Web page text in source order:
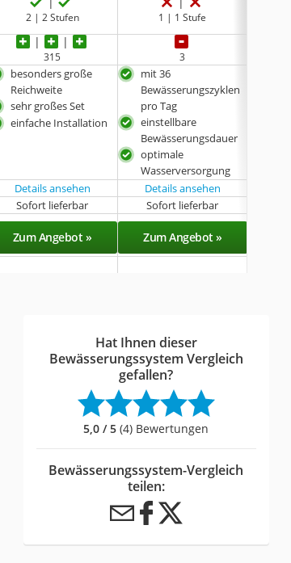
2 | 2 Stufen 1 | 1 Stufe
315 3
besonders große
Reichweite
sehr großes Set
einfache Installation
mit 36
Bewässerungszyklen
pro Tag
einstellbare
Bewässerungsdauer
optimale
Wasserversorgung
Details ansehen Details ansehen
Sofort lieferbar Sofort lieferbar
Zum Angebot » Zum Angebot »
Hat Ihnen dieser
Bewässerungssystem Vergleich
gefallen?
5,0 / 5 (4) Bewertungen
Bewässerungssystem-Vergleich
teilen: